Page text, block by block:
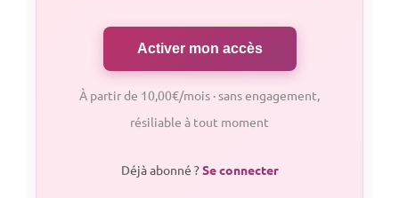
Activer mon accès
À partir de 10,00€/mois · sans engagement,
résiliable à tout moment
Déjà abonné ?Se connecter